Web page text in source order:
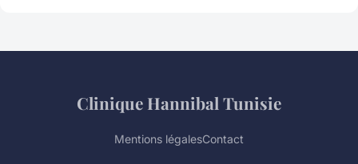
Clinique Hannibal Tunisie
Mentions légalesContact